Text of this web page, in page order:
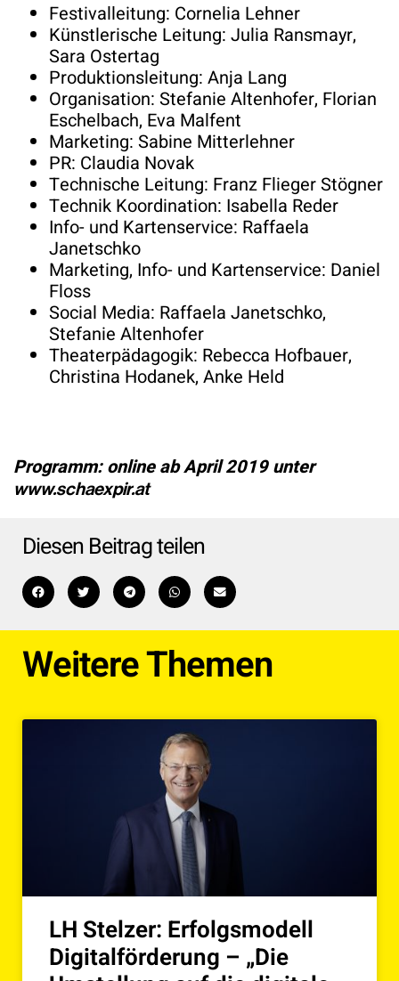
Festivalleitung: Cornelia Lehner
Künstlerische Leitung: Julia Ransmayr,
Sara Ostertag
Produktionsleitung: Anja Lang
Organisation: Stefanie Altenhofer, Florian
Eschelbach, Eva Malfent
Marketing: Sabine Mitterlehner
PR: Claudia Novak
Technische Leitung: Franz Flieger Stögner
Technik Koordination: Isabella Reder
Info- und Kartenservice: Raffaela
Janetschko
Marketing, Info- und Kartenservice: Daniel
Floss
Social Media: Raffaela Janetschko,
Stefanie Altenhofer
Theaterpädagogik: Rebecca Hofbauer,
Christina Hodanek, Anke Held
Programm: online ab April 2019 unter
www.schaexpir.at
Diesen Beitrag teilen
Weitere Themen
LH Stelzer: Erfolgsmodell
Digitalförderung – „Die